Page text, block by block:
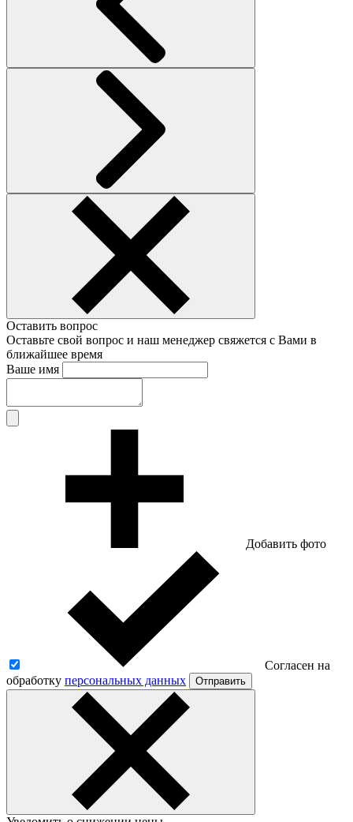
Оставить вопрос
Оставьте свой вопрос и наш менеджер свяжется с Вами в
ближайшее время
Ваше имя
Добавить фото
Согласен на
обработку персональных данных Отправить